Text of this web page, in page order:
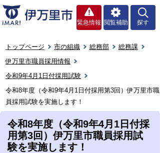
緊急情報 閲覧補助 探す
トップページ 市の組織 総務部
総務課
伊万里市職員採用情報
令和9年4月1日付採用試験
令和8年度（令和9年4月1日付採用第3回）伊万里市職
員採用試験を実施します！
令和8年度（令和9年4月1日付採
用第3回）伊万里市職員採用試
験を実施します！